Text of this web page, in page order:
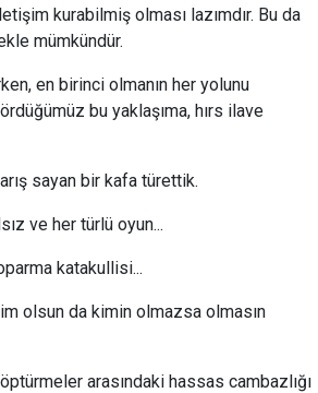
kurabilmiş olması lazımdır. Bu da
mümkündür.
en birinci olmanın her yolunu
bu yaklaşıma, hırs ilave
sayan bir kafa türettik.
ve her türlü oyun...
katakullisi...
da kimin olmazsa olmasın
arasındaki hassas cambazlığı